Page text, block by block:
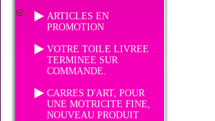
ARTICLES EN
PROMOTION
VOTRE TOILE LIVREE
TERMINEE SUR
COMMANDE.
CARRES D'ART, POUR
UNE MOTRICITE FINE,
NOUVEAU PRODUIT